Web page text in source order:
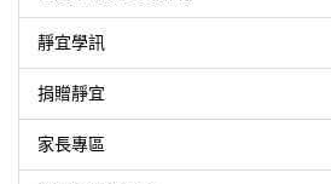
靜宜學訊
捐贈靜宜
家長專區